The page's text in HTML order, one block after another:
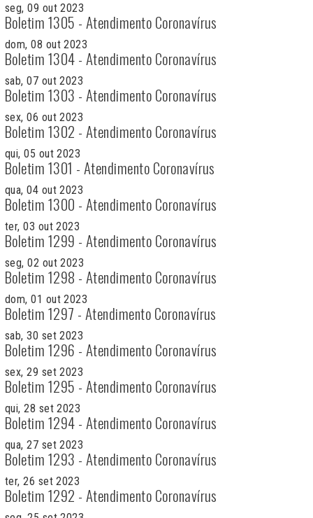
seg, 09 out 2023
Boletim 1305 - Atendimento Coronavírus
dom, 08 out 2023
Boletim 1304 - Atendimento Coronavírus
sab, 07 out 2023
Boletim 1303 - Atendimento Coronavírus
sex, 06 out 2023
Boletim 1302 - Atendimento Coronavírus
qui, 05 out 2023
Boletim 1301 - Atendimento Coronavírus
qua, 04 out 2023
Boletim 1300 - Atendimento Coronavírus
ter, 03 out 2023
Boletim 1299 - Atendimento Coronavírus
seg, 02 out 2023
Boletim 1298 - Atendimento Coronavírus
dom, 01 out 2023
Boletim 1297 - Atendimento Coronavírus
sab, 30 set 2023
Boletim 1296 - Atendimento Coronavírus
sex, 29 set 2023
Boletim 1295 - Atendimento Coronavírus
qui, 28 set 2023
Boletim 1294 - Atendimento Coronavírus
qua, 27 set 2023
Boletim 1293 - Atendimento Coronavírus
ter, 26 set 2023
Boletim 1292 - Atendimento Coronavírus